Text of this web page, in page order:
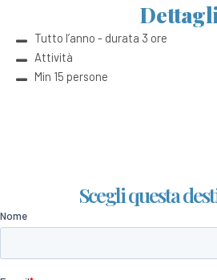
Tutto l’anno - durata 3 ore
Attività
Min 15 persone
Scegli questa